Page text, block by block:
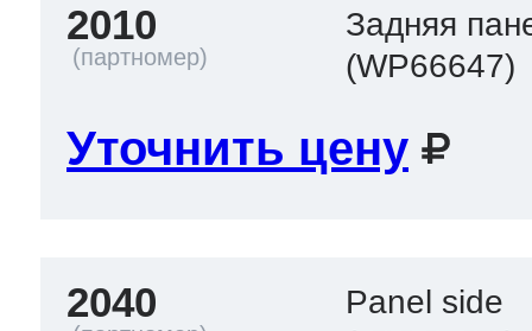
2010
Задняя
(WP66647)
Уточнить цену
2040
Panel side